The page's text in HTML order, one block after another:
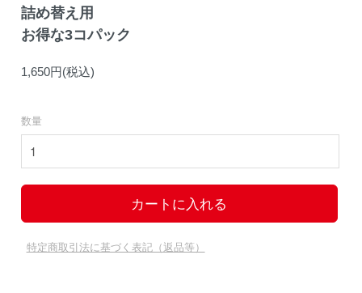
詰め替え用
お得な3コパック
1,650円(税込)
数量
特定商取引法に基づく表記（返品等）